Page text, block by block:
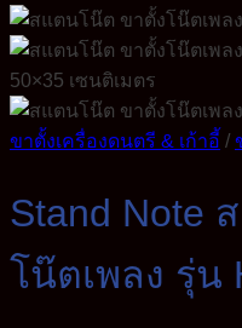
ขาตั้งเครื่องดนตรี & เก้าอี้ /
Stand Note
โน๊ตเพลง รุ่น